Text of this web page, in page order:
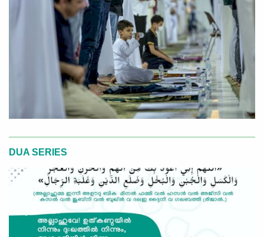
DUA SERIES